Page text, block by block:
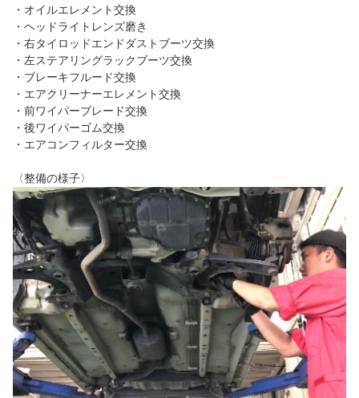
・オイルエレメント交換
・ヘッドライトレンズ磨き
・右タイロッドエンドダストブーツ交換
・左ステアリングラックブーツ交換
・ブレーキフルード交換
・エアクリーナーエレメント交換
・前ワイパーブレード交換
・後ワイパーゴム交換
・エアコンフィルター交換
〈整備の様子〉